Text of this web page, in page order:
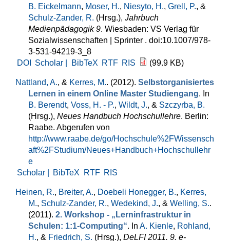
B. Eickelmann, Moser, H., Niesyto, H., Grell, P., &
Schulz-Zander, R. (Hrsg.), Jahrbuch
Medienpädagogik 9. Wiesbaden: VS Verlag für
Sozialwissenschaften | Sprinter . doi:10.1007/978-
3-531-94219-3_8
DOI
Scholar | BibTeX RTF RIS (99.9 KB)
Nattland, A., & Kerres, M.. (2012). Selbstorganisiertes
Lernen in einem Online Master Studiengang. In
B. Berendt, Voss, H. - P., Wildt, J., & Szczyrba, B.
(Hrsg.), Neues Handbuch Hochschullehre. Berlin:
Raabe. Abgerufen von
http://www.raabe.de/go/Hochschule%2FWissensch
aft%2FStudium/Neues+Handbuch+Hochschullehr
e
Scholar |
BibTeX RTF RIS
Heinen, R., Breiter, A., Doebeli Honegger, B., Kerres,
M., Schulz-Zander, R., Wedekind, J., & Welling, S..
(2011). 2. Workshop - „Lerninfrastruktur in
Schulen: 1:1-Computing“. In A. Kienle, Rohland,
H., & Friedrich, S. (Hrsg.), DeLFI 2011. 9. e-